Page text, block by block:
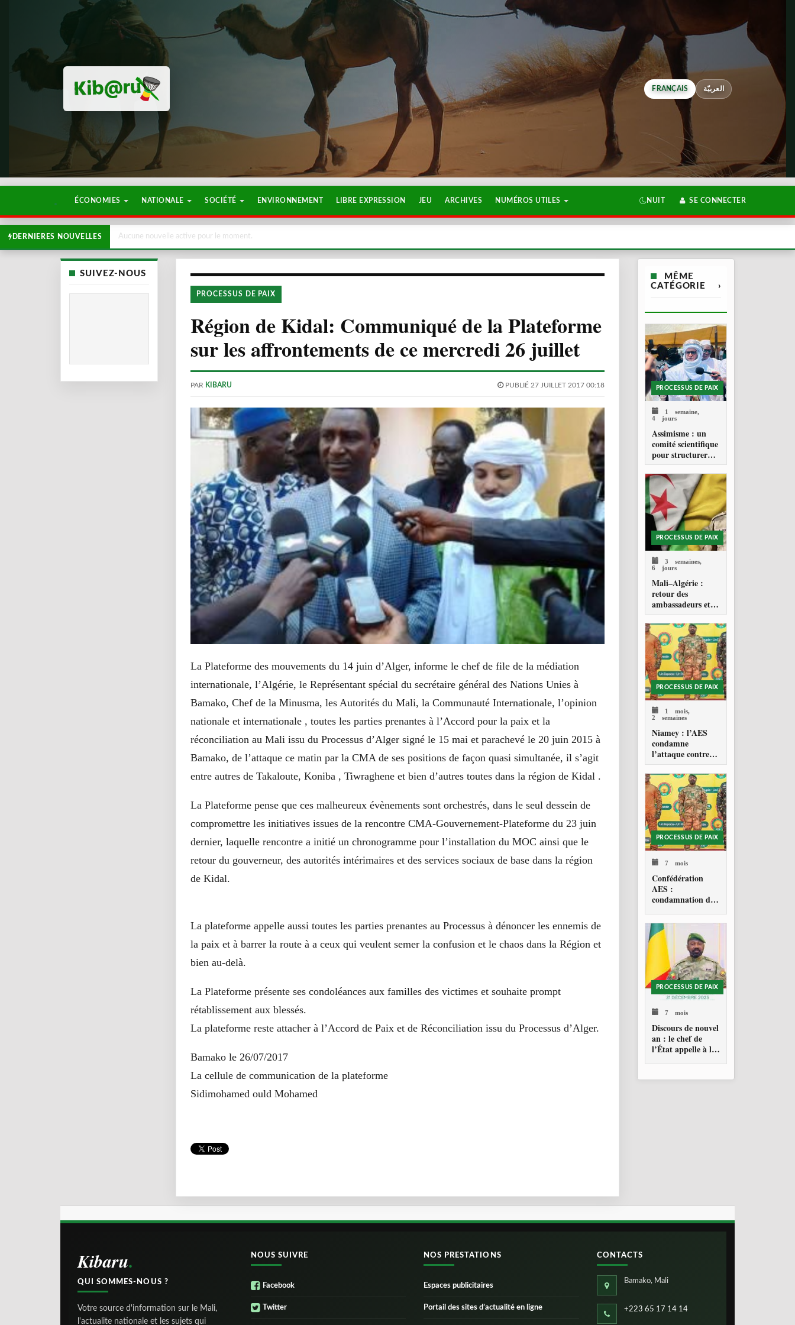
FRANÇAIS العربيّة
ÉCONOMIES NATIONALE SOCIÉTÉ ENVIRONNEMENT LIBRE EXPRESSION JEU ARCHIVES NUMÉROS UTILES NUIT SE CONNECTER
DERNIERES NOUVELLES Aucune nouvelle active pour le moment.
SUIVEZ-NOUS
PROCESSUS DE PAIX
Région de Kidal: Communiqué de la Plateforme
sur les affrontements de ce mercredi 26 juillet
PAR KIBARU PUBLIÉ 27 JUILLET 2017 00:18
La Plateforme des mouvements du 14 juin d’Alger, informe le chef de file de la médiation
internationale, l’Algérie, le Représentant spécial du secrétaire général des Nations Unies à
Bamako, Chef de la Minusma, les Autorités du Mali, la Communauté Internationale, l’opinion
nationale et internationale , toutes les parties prenantes à l’Accord pour la paix et la
réconciliation au Mali issu du Processus d’Alger signé le 15 mai et parachevé le 20 juin 2015 à
Bamako, de l’attaque ce matin par la CMA de ses positions de façon quasi simultanée, il s’agit
entre autres de Takaloute, Koniba , Tiwraghene et bien d’autres toutes dans la région de Kidal .
La Plateforme pense que ces malheureux évènements sont orchestrés, dans le seul dessein de
compromettre les initiatives issues de la rencontre CMA-Gouvernement-Plateforme du 23 juin
dernier, laquelle rencontre a initié un chronogramme pour l’installation du MOC ainsi que le
retour du gouverneur, des autorités intérimaires et des services sociaux de base dans la région
de Kidal.
La plateforme appelle aussi toutes les parties prenantes au Processus à dénoncer les ennemis de
la paix et à barrer la route à a ceux qui veulent semer la confusion et le chaos dans la Région et
bien au-delà.
La Plateforme présente ses condoléances aux familles des victimes et souhaite prompt
rétablissement aux blessés.
La plateforme reste attacher à l’Accord de Paix et de Réconciliation issu du Processus d’Alger.
Bamako le 26/07/2017
La cellule de communication de la plateforme
Sidimohamed ould Mohamed
MÊME
CATÉGORIE
›
PROCESSUS DE PAIX
1 semaine,
4 jours
Assimisme : un
comité scientifique
pour structurer
une doctrine de la
refondation
PROCESSUS DE PAIX
3 semaines,
6 jours
Mali–Algérie :
retour des
ambassadeurs et
réouverture des
espaces aériens
PROCESSUS DE PAIX
1 mois,
2 semaines
Niamey : l’AES
condamne
l’attaque contre
l’aéroport Diori
Hamani
PROCESSUS DE PAIX
7 mois
Confédération
AES :
condamnation de
américaine au
Venezuela
PROCESSUS DE PAIX
7 mois
Discours de nouvel
an : le chef de
l’État appelle à la
Kibaru
QUI SOMMES-NOUS ?
Votre source d'information sur le Mali,
l'actualite nationale et les sujets qui
NOUS SUIVRE
Facebook
Twitter
NOS PRESTATIONS
Espaces publicitaires
Portail des sites d’actualité en ligne
CONTACTS
Bamako, Mali
+223 65 17 14 14